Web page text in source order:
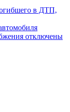
в ДТП,
отключены